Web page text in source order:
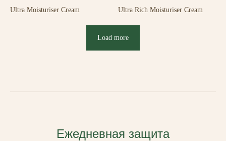
Ultra Moisturiser Cream Ultra Rich Moisturiser Cream
Load more
Ежедневная защита